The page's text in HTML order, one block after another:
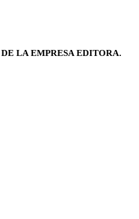
LA EMPRESA EDITORA.